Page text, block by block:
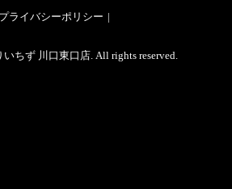
プライバシーポリシー
ちず 川口東口店. All rights reserved.